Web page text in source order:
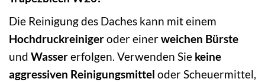
Die Reinigung des Daches kann mit einem
Hochdruckreinigeroder einerweichen Bürste
und Wassererfolgen. Verwenden Sie keine
aggressiven Reinigungsmittel oder Scheuermittel,